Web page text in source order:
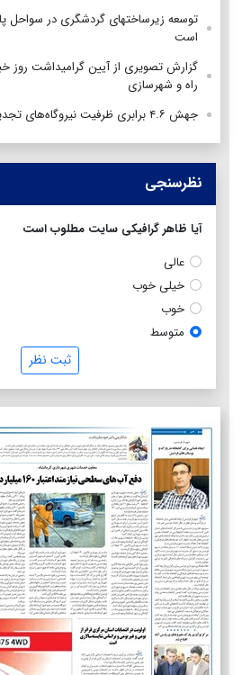
توسعه زیرساختهای گردشگری در سواحل
است
گزارش تصویری از آیین گرامیداشت روز
راه و شهرسازی
جهش ۴.۶ برابری ظرفیت نیروگاه‌های تجدیدپذیر
نظرسنجی
آیا ظاهر گرافیکی سایت مطلوب است
عالی
خیلی خوب
خوب
متوسط
ثبت نظر